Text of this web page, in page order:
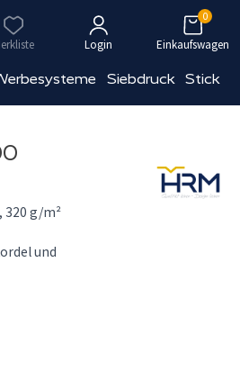
Login Einkaufswagen
0
Siebdruck Stick
320 g/m²
und